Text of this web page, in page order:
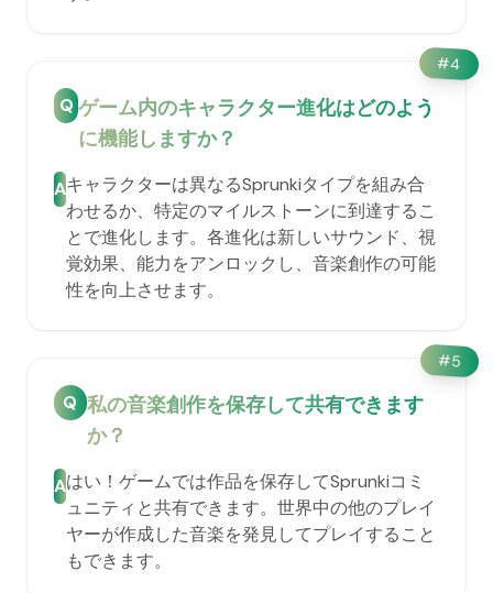
#4
Q ゲーム内のキャラクター進化はどのよう
に機能しますか？
Aキャラクターは異なるSprunkiタイプを組み合
わせるか、特定のマイルストーンに到達するこ
とで進化します。各進化は新しいサウンド、視
覚効果、能力をアンロックし、音楽創作の可能
性を向上させます。
#5
Q 私の音楽創作を保存して共有できます
か？
Aはい！ゲームでは作品を保存してSprunkiコミ
ュニティと共有できます。世界中の他のプレイ
ヤーが作成した音楽を発見してプレイすること
もできます。